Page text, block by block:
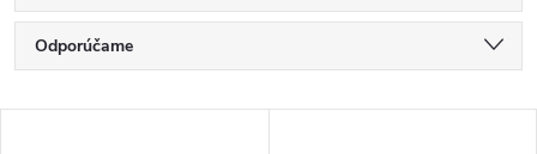
R
a
Odporúčame